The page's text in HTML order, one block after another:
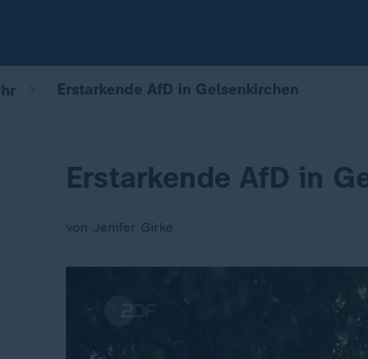
Erstarkende AfD in Gelsenkirchen
Erstarkende AfD in
von Jenifer Girke